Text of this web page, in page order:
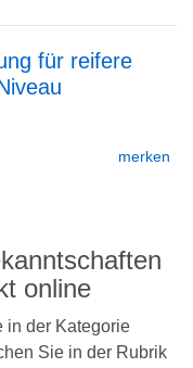
für reifere
merken
online
in der Kategorie
Sie in der Rubrik